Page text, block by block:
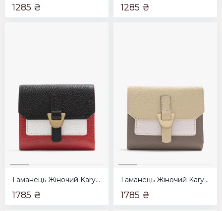
1285 ₴ 1285 ₴
Гаманець Жіночий Karya червоний з чорним
1785 ₴
Гаманець Жіночий Karya тауп з бежевим
1785 ₴